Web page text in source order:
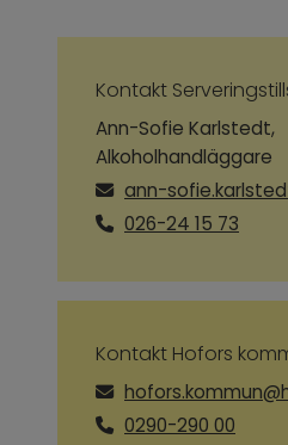
Kontakt
Ann-Sofie Karlstedt,
Alkoholhandläggare
ann-
026-24 15 73
Kontakt Hofors
0290-290 00